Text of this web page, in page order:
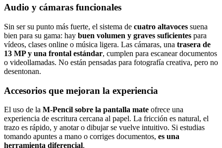
Audio y cámaras funcionales
Sin ser su punto más fuerte, el sistema de cuatro altavoces suena
bien para su gama: hay buen volumen y graves suficientes para
vídeos, clases online o música ligera. Las cámaras, una trasera de
13 MP y una frontal estándar, cumplen para escanear documentos
o videollamadas. No están pensadas para fotografía creativa, pero no
desentonan.
Accesorios que mejoran la experiencia
El uso de la M‑Pencil sobre la pantalla mate ofrece una
experiencia de escritura cercana al papel. La fricción es natural, el
trazo es rápido, y anotar o dibujar se vuelve intuitivo. Si estudias
tomando apuntes a mano o corriges documentos, es una
herramienta diferencial.